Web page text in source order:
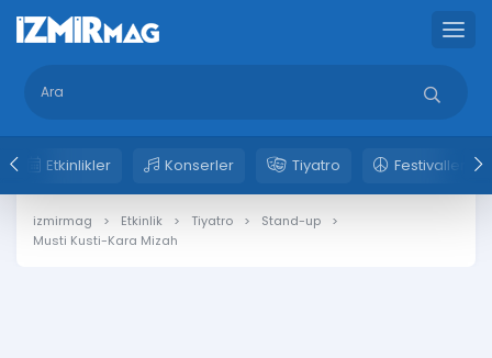
Etkinlikler Konserler Tiyatro Festivaller
izmirmag Etkinlik Tiyatro
Stand-up
Musti Kusti-Kara Mizah